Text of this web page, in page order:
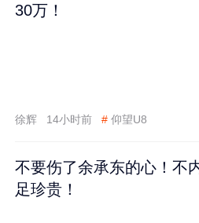
30万！
徐辉 14小时前 # 仰望U8
不要伤了余承东的心！不
足珍贵！